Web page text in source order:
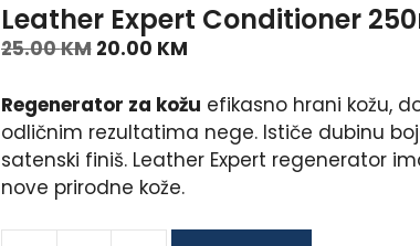
Leather Expert Conditioner
25.00KM 20.00 KM
Regenerator za kožu efikasno hrani kožu,
odličnim rezultatima nege. Ističe dubinu
satenski finiš. Leather Expert regenerator
nove prirodne kože.